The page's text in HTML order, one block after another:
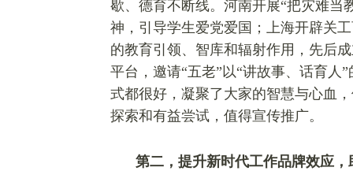
歇、德育不断线。河南开展“把灾难当
神，引导学生爱党爱国；上海开辟关
的教育引领、智库和辐射作用，先后
平台，邀请“五老”以“讲故事、话育人
式都很好，凝聚了大家的智慧与心血
探索和有益尝试，值得宣传推广。
第二，提升新时代工作品牌效应